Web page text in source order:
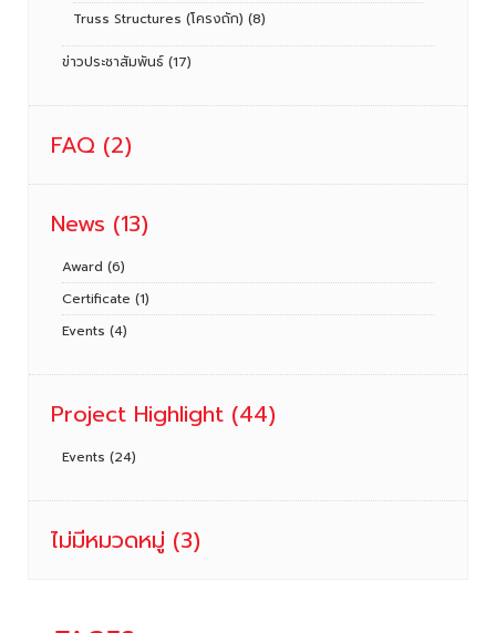
Truss Structures (โครงถัก) (8)
ข่าวประชาสัมพันธ์ (17)
FAQ (2)
News (13)
Award (6)
Certificate (1)
Events (4)
Project Highlight (44)
Events (24)
ไม่มีหมวดหมู่ (3)